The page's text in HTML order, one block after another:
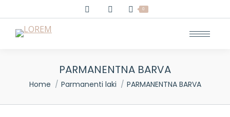
0
PARMANENTNA BARVA
You are here:
Home Parmanenti laki PARMANENTNA BARVA